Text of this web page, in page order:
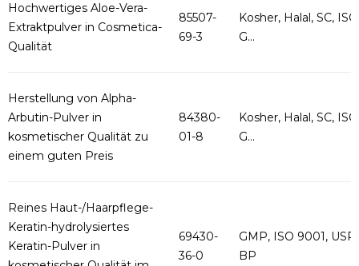
Hochwertiges Aloe-Vera-
Extraktpulver in Cosmetica-
Qualität
85507-
69-3
Kosher, Halal, SC,
G...
Herstellung von Alpha-
Arbutin-Pulver in
kosmetischer Qualität zu
einem guten Preis
84380-
01-8
Kosher, Halal, SC,
G...
Reines Haut-/Haarpflege-
Keratin-hydrolysiertes
Keratin-Pulver in
69430-
36-0
GMP, ISO 9001, USP,
BP